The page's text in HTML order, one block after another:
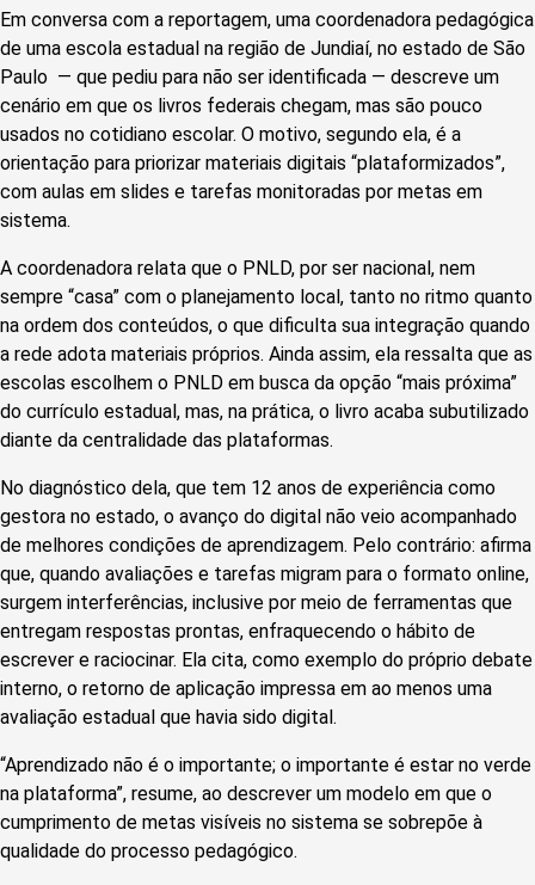
Em conversa com a reportagem, uma coordenadora pedagógica
de uma escola estadual na região de Jundiaí, no estado de São
Paulo — que pediu para não ser identificada — descreve um
cenário em que os livros federais chegam, mas são pouco
usados no cotidiano escolar. O motivo, segundo ela, é a
orientação para priorizar materiais digitais “plataformizados”,
com aulas em slides e tarefas monitoradas por metas em
sistema.
A coordenadora relata que o PNLD, por ser nacional, nem
sempre “casa” com o planejamento local, tanto no ritmo quanto
na ordem dos conteúdos, o que dificulta sua integração quando
a rede adota materiais próprios. Ainda assim, ela ressalta que as
escolas escolhem o PNLD em busca da opção “mais próxima”
do currículo estadual, mas, na prática, o livro acaba subutilizado
diante da centralidade das plataformas.
No diagnóstico dela, que tem 12 anos de experiência como
gestora no estado, o avanço do digital não veio acompanhado
de melhores condições de aprendizagem. Pelo contrário: afirma
que, quando avaliações e tarefas migram para o formato online,
surgem interferências, inclusive por meio de ferramentas que
entregam respostas prontas, enfraquecendo o hábito de
escrever e raciocinar. Ela cita, como exemplo do próprio debate
interno, o retorno de aplicação impressa em ao menos uma
avaliação estadual que havia sido digital.
“Aprendizado não é o importante; o importante é estar no verde
na plataforma”, resume, ao descrever um modelo em que o
cumprimento de metas visíveis no sistema se sobrepõe à
qualidade do processo pedagógico.